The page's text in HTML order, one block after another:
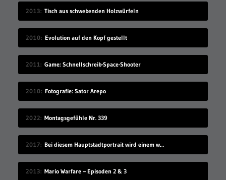
2013 Tisch aus schwebenden Holzwürfeln
2010 Evolution auf den Kopf gestellt
2011 Game: Schnellschreib-Space-Shooter
2010 Fotografie: Sator Arepo
2022 Montagsgefühle Nr. 339
2017 Bei diesem Hauptstadtportrait wird einem warm ums Herz
2013 Mario Warfare – Episoden 2 & 3